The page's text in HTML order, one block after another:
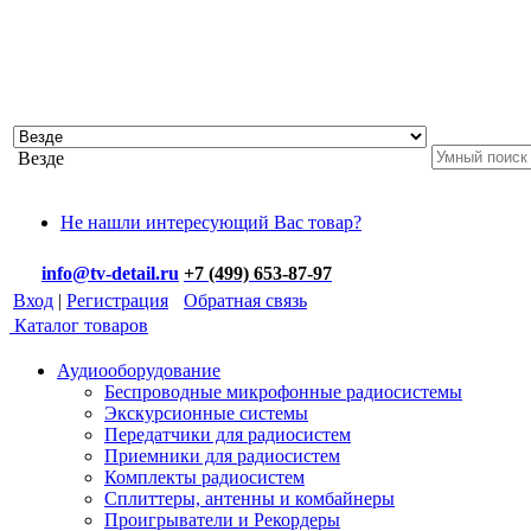
Везде
Не нашли интересующий Вас товар?
info@tv-detail.ru +7 (499) 653-87-97
Вход | Регистрация
Обратная связь
Каталог товаров
Аудиооборудование
Беспроводные микрофонные радиосистемы
Экскурсионные системы
Передатчики для радиосистем
Приемники для радиосистем
Комплекты радиосистем
Сплиттеры, антенны и комбайнеры
Проигрыватели и Рекордеры